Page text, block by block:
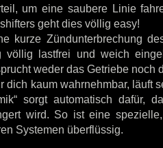
um eine saubere Linie
geht dies völlig easy!
kurze Zündunterbrechung
völlig lastfrei und weich
weder das Getriebe noch
dich kaum wahrnehmbar, läuft
sorgt automatisch dafür,
wird. So ist eine
Systemen überflüssig.